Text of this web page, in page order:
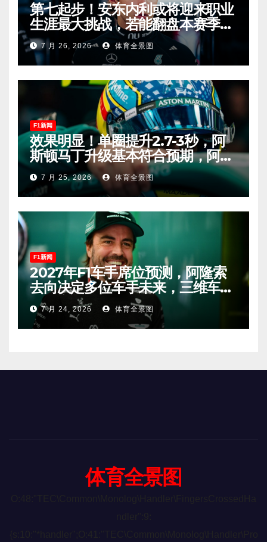
第七起步！安东内利或将迎来职业
生涯最大挑战，若能翻盘本赛季争
冠有望！
7 月 26, 2026 体育全景图
F1新闻
效果明显！单圈提升2.7-3秒，阿
斯顿马丁升级基本符合预期，阿隆
索有望在匈牙利进入Q2！
7 月 25, 2026 体育全景图
F1新闻
2027年F1车手席位预测，阿隆索
去向决定多位车手未来，三维车手
恐将离开。
7 月 24, 2026 体育全景图
体育全景图